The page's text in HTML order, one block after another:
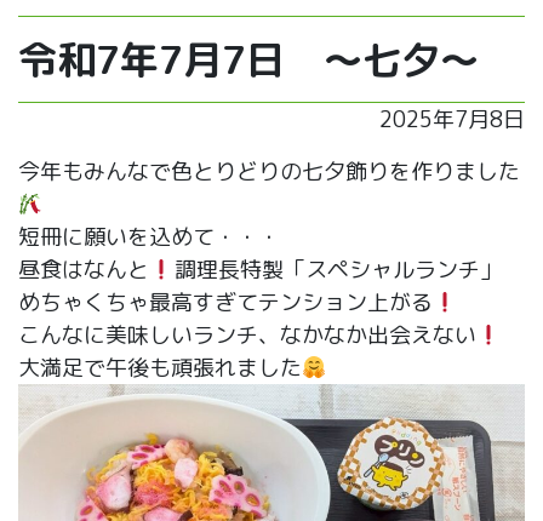
令和7年7月7日 ～七夕～
2025年7月8日
今年もみんなで色とりどりの七夕飾りを作りました
短冊に願いを込めて・・・
昼食はなんと
調理長特製「スペシャルランチ」
めちゃくちゃ最高すぎてテンション上がる
こんなに美味しいランチ、なかなか出会えない
大満足で午後も頑張れました